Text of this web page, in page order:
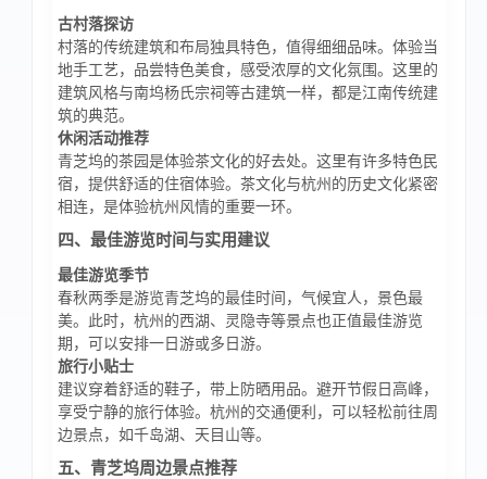
古村落探访
村落的传统建筑和布局独具特色，值得细细品味。体验当
地手工艺，品尝特色美食，感受浓厚的文化氛围。这里的
建筑风格与南坞杨氏宗祠等古建筑一样，都是江南传统建
筑的典范。
休闲活动推荐
青芝坞的茶园是体验茶文化的好去处。这里有许多特色民
宿，提供舒适的住宿体验。茶文化与杭州的历史文化紧密
相连，是体验杭州风情的重要一环。
四、最佳游览时间与实用建议
最佳游览季节
春秋两季是游览青芝坞的最佳时间，气候宜人，景色最
美。此时，杭州的西湖、灵隐寺等景点也正值最佳游览
期，可以安排一日游或多日游。
旅行小贴士
建议穿着舒适的鞋子，带上防晒用品。避开节假日高峰，
享受宁静的旅行体验。杭州的交通便利，可以轻松前往周
边景点，如千岛湖、天目山等。
五、青芝坞周边景点推荐